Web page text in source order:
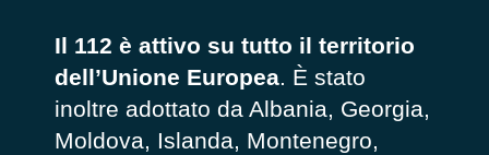
Il 112 è attivo su tutto il territorio
dell’Unione Europea. È stato
inoltre adottato da Albania, Georgia,
Moldova, Islanda, Montenegro,